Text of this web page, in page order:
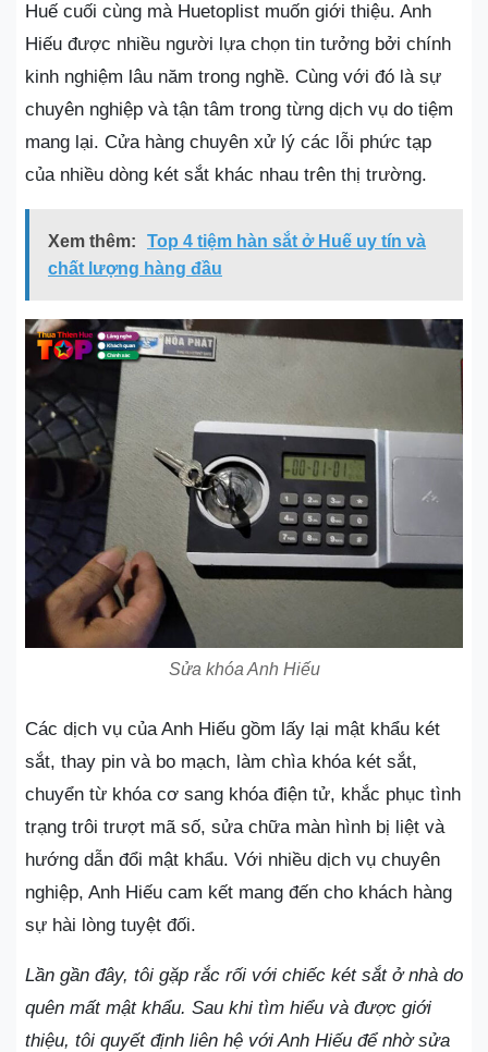
Huế cuối cùng mà Huetoplist muốn giới thiệu. Anh
Hiếu được nhiều người lựa chọn tin tưởng bởi chính
kinh nghiệm lâu năm trong nghề. Cùng với đó là sự
chuyên nghiệp và tận tâm trong từng dịch vụ do tiệm
mang lại. Cửa hàng chuyên xử lý các lỗi phức tạp
của nhiều dòng két sắt khác nhau trên thị trường.
Xem thêm:
Top 4 tiệm hàn sắt ở Huế uy tín và
chất lượng hàng đầu
Sửa khóa Anh Hiếu
Các dịch vụ của Anh Hiếu gồm lấy lại mật khẩu két
sắt, thay pin và bo mạch, làm chìa khóa két sắt,
chuyển từ khóa cơ sang khóa điện tử, khắc phục tình
trạng trôi trượt mã số, sửa chữa màn hình bị liệt và
hướng dẫn đổi mật khẩu. Với nhiều dịch vụ chuyên
nghiệp, Anh Hiếu cam kết mang đến cho khách hàng
sự hài lòng tuyệt đối.
Lần gần đây, tôi gặp rắc rối với chiếc két sắt ở nhà do
quên mất mật khẩu. Sau khi tìm hiểu và được giới
thiệu, tôi quyết định liên hệ với Anh Hiếu để nhờ sửa